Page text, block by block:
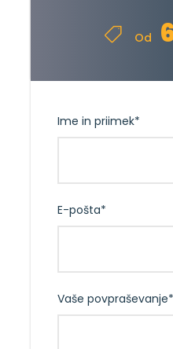
Od
Ime in priimek*
E-pošta*
Vaše povpraševanje*